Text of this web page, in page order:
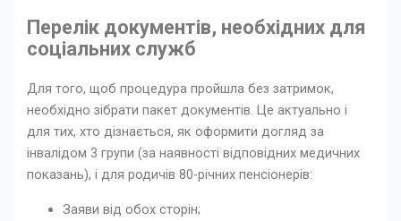
Перелік документів, необхідних для
соціальних служб
Для того, щоб процедура пройшла без затримок,
необхідно зібрати пакет документів. Це актуально і
для тих, хто дізнається, як оформити догляд за
інвалідом 3 групи (за наявності відповідних медичних
показань), і для родичів 80-річних пенсіонерів:
Заяви від обох сторін;